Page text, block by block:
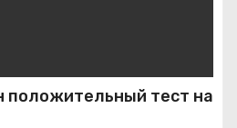
положительный тест на